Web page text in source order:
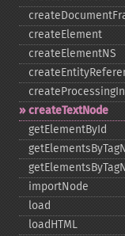
createElement
createElementNS
createTextNode
getElementById
importNode
load
loadHTML